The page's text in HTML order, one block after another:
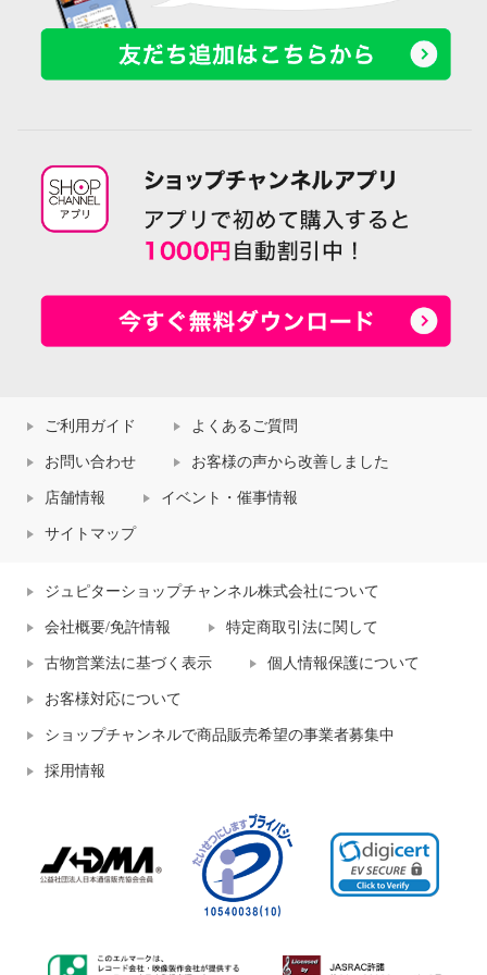
ご利用ガイド よくあるご質問
お問い合わせ お客様の声から改善しました
店舗情報 イベント・催事情報
サイトマップ
ジュピターショップチャンネル株式会社について
会社概要/免許情報 特定商取引法に関して
古物営業法に基づく表示 個人情報保護について
お客様対応について
ショップチャンネルで商品販売希望の事業者募集中
採用情報